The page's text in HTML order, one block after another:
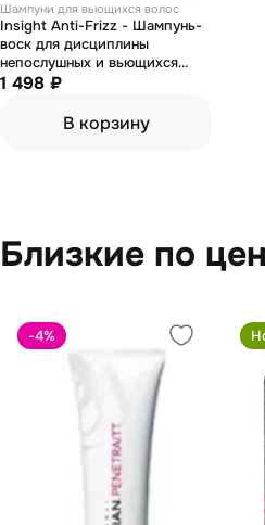
Шампуни для вьющихся волос
Insight Anti-Frizz - Шампунь-
воск для дисциплины
непослушных и вьющихся
волос 80 мл
1 498 ₽
В корзину
Близкие по
-4%